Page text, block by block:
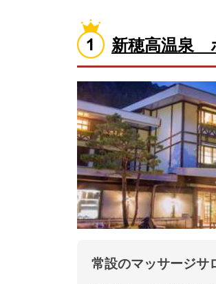
新穂高温泉
常設のマッサージサ